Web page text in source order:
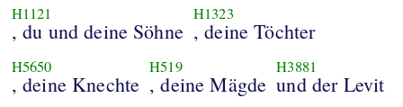
H1121
, du und deine Söhne
H1323
, deine Töchter
H5650
, deine Knechte
H519
, deine Mägde
H3881
und der Levit